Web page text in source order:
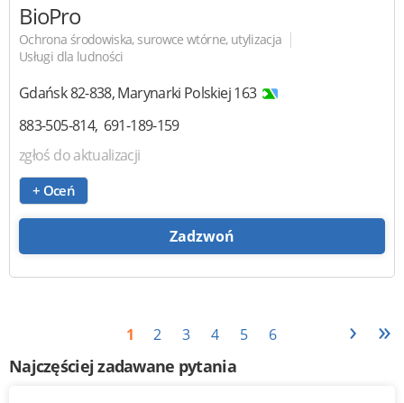
BioPro
Ochrona środowiska, surowce wtórne, utylizacja |
Usługi dla ludności
Gdańsk82-838,Marynarki Polskiej 163
883-505-814 691-189-159
zgłoś do aktualizacji
+ Oceń
Zadzwoń
1 2 3 4 5 6 › »
Najczęściej zadawane pytania